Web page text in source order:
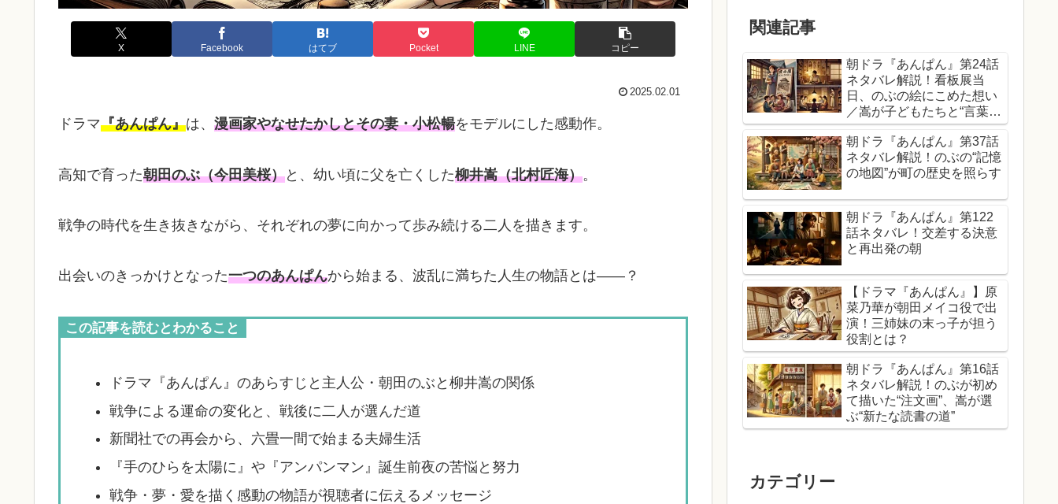
X Facebook はてブ Pocket LINE コピー
2025.02.01
ドラマ『あんぱん』は、 漫画家やなせたかしとその妻・小松暢をモデルにした感動作。
高知で育った朝田のぶ（今田美桜）と、幼い頃に父を亡くした柳井嵩（北村匠海）。
戦争の時代を生き抜きながら、それぞれの夢に向かって歩み続ける二人を描きます。
出会いのきっかけとなった一つのあんぱんから始まる、波乱に満ちた人生の物語とは――？
この記事を読むとわかること
ドラマ『あんぱん』のあらすじと主人公・朝田のぶと柳井嵩の関係
戦争による運命の変化と、戦後に二人が選んだ道
新聞社での再会から、六畳一間で始まる夫婦生活
『手のひらを太陽に』や『アンパンマン』誕生前夜の苦悩と努力
戦争・夢・愛を描く感動の物語が視聴者に伝えるメッセージ
関連記事
朝ドラ『あんぱん』第24話
ネタバレ解説！看板展当
日、のぶの絵にこめた想い
／嵩が子どもたちと“言葉を
超えた読書会”へ
朝ドラ『あんぱん』第37話
ネタバレ解説！のぶの“記憶
の地図”が町の歴史を照らす
朝ドラ『あんぱん』第122
話ネタバレ！交差する決意
と再出発の朝
【ドラマ『あんぱん』】原
菜乃華が朝田メイコ役で出
演！三姉妹の末っ子が担う
役割とは？
朝ドラ『あんぱん』第16話
ネタバレ解説！のぶが初め
て描いた“注文画”、嵩が選
ぶ“新たな読書の道”
カテゴリー